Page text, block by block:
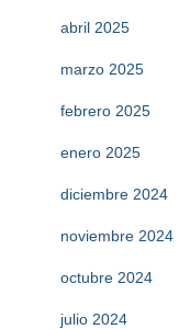
abril 2025
marzo 2025
febrero 2025
enero 2025
diciembre 2024
noviembre 2024
octubre 2024
julio 2024